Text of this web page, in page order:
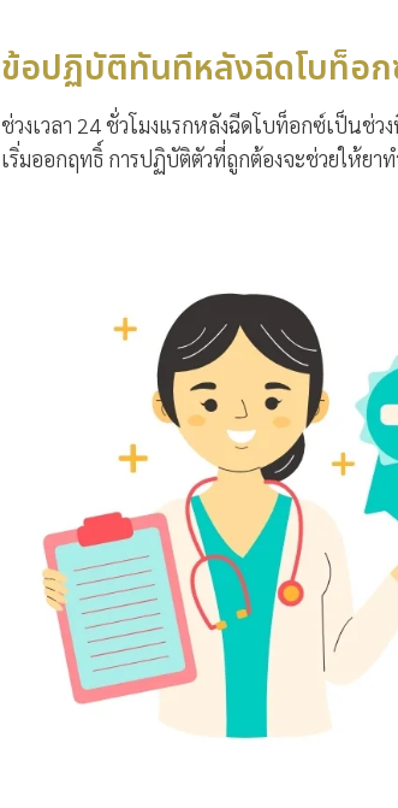
ข้อปฏิบัติทันทีหลังฉีดโบท็อ
ช่วงเวลา 24 ชั่วโมงแรกหลังฉีดโบท็อกซ์เป็นช่ว
เริ่มออกฤทธิ์ การปฏิบัติตัวที่ถูกต้องจะช่วยให้ยา